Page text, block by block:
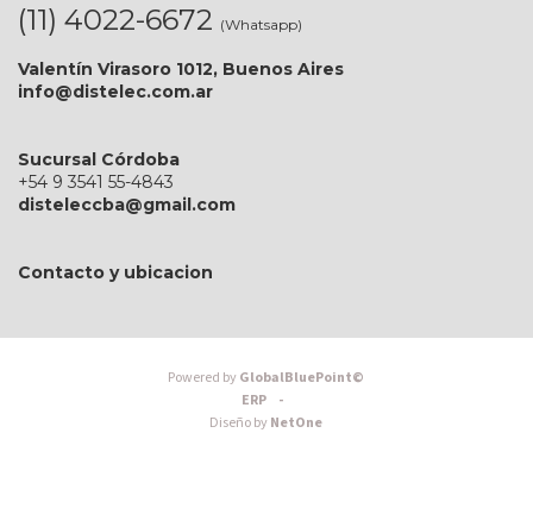
(11) 4022-6672 (Whatsapp)
Valentín Virasoro 1012, Buenos Aires
info@distelec.com.ar
Sucursal Córdoba
+54 9 3541 55-4843
disteleccba@gmail.com
Contacto y ubicacion
Powered byGlobalBluePoint©
ERP -
Diseño byNetOne